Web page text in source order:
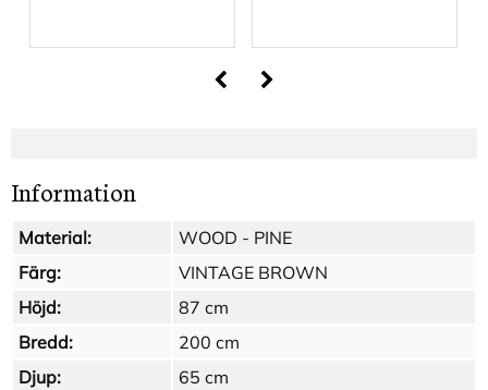
Information
Material:
WOOD - PINE
Färg:
VINTAGE BROWN
Höjd:
87 cm
Bredd:
200 cm
Djup:
65 cm